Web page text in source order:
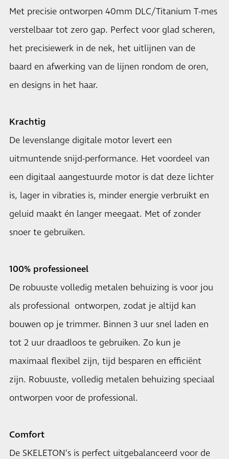
Met precisie ontworpen 40mm DLC/Titanium T-mes
verstelbaar tot zero gap. Perfect voor glad scheren,
het precisiewerk in de nek, het uitlijnen van de
baard en afwerking van de lijnen rondom de oren,
en designs in het haar.
Krachtig
De levenslange digitale motor levert een
uitmuntende snijd-performance. Het voordeel van
een digitaal aangestuurde motor is dat deze lichter
is, lager in vibraties is, minder energie verbruikt en
geluid maakt én langer meegaat. Met of zonder
snoer te gebruiken.
100% professioneel
De robuuste volledig metalen behuizing is voor jou
als professional ontworpen, zodat je altijd kan
bouwen op je trimmer. Binnen 3 uur snel laden en
tot 2 uur draadloos te gebruiken. Zo kun je
maximaal flexibel zijn, tijd besparen en efficiënt
zijn. Robuuste, volledig metalen behuizing speciaal
ontworpen voor de professional.
Comfort
De SKELETON’s is perfect uitgebalanceerd voor de